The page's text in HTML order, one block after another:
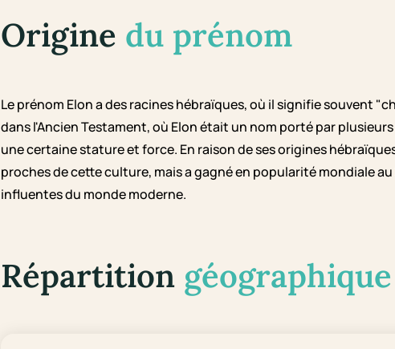
Origine du prénom
Le prénom Elon a des racines hébraïques, où il signifie souvent
dans l'Ancien Testament, où Elon était un nom porté par
une certaine stature et force. En raison de ses origines
proches de cette culture, mais a gagné en popularité mondiale
influentes du monde moderne.
Répartition géographique